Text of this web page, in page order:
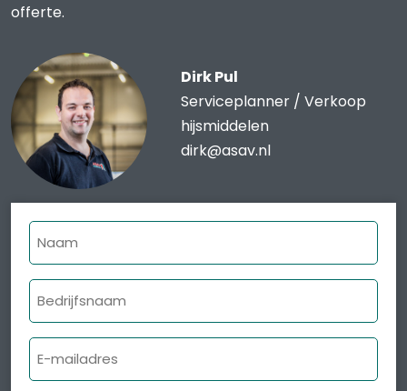
offerte.
Dirk Pul
Serviceplanner / Verkoop
hijsmiddelen
dirk@asav.nl
Naam
Bedrijfsnaam
E-
mailadres